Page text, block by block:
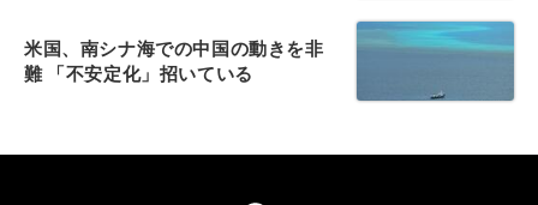
米国、南シナ海での中国の動きを非
難 「不安定化」招いている